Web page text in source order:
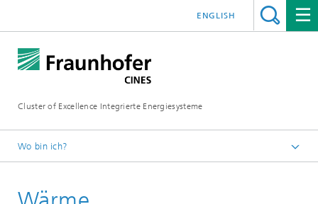
Cluster of Excellence Integrierte Energiesysteme
ENGLISH
Wo bin ich?